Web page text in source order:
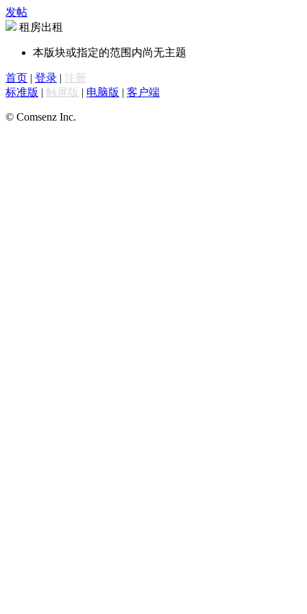
发帖
租房出租
本版块或指定的范围内尚无主题
首页 | 登录 | 注册
标准版 | 触屏版 | 电脑版 | 客户端
© Comsenz Inc.